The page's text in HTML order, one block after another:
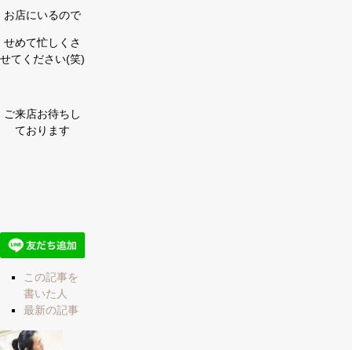
お店にいるので
せめて忙しくさ
せてください(笑)
ご来店お待ちし
ております
The
following
two
change
この記事を
書いた人
最新の記事